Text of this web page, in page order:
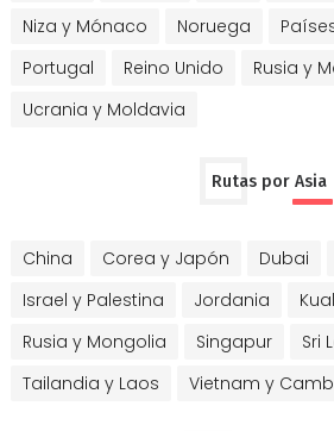
Niza y Mónaco
Noruega
Portugal
Reino Unido Rusia y
Ucrania y Moldavia
Rutas por Asia
China Corea y Japón Dubai
Israel y Palestina
Jordania
Rusia y Mongolia
Singapur
Sri
Tailandia y Laos
Vietnam y